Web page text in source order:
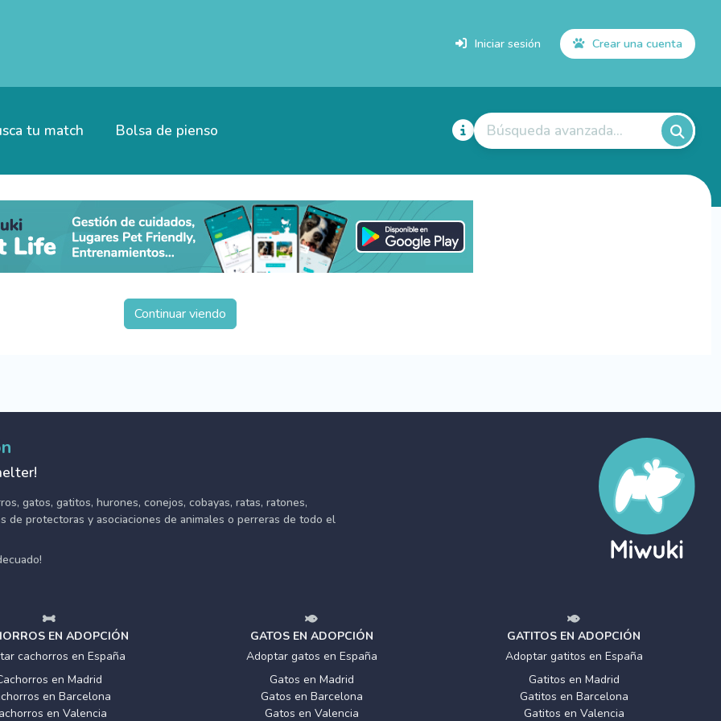
Iniciar sesión Crear una cuenta
tu match Bolsa de pienso Búsqueda avanzada...
Continuar viendo
gatos, gatitos, hurones, conejos, cobayas, ratas, ratones,
de protectoras y asociaciones de animales o perreras de todo el
EN ADOPCIÓN
cachorros en España
en Madrid
en Barcelona
en Valencia
GATOS EN ADOPCIÓN
Adoptar gatos en España
Gatos en Madrid
Gatos en Barcelona
Gatos en Valencia
GATITOS EN ADOPCIÓN
Adoptar gatitos en España
Gatitos en Madrid
Gatitos en Barcelona
Gatitos en Valencia